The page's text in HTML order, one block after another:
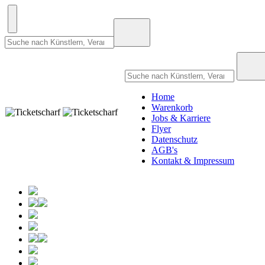
Home
Warenkorb
Jobs & Karriere
Flyer
Datenschutz
AGB's
Kontakt & Impressum